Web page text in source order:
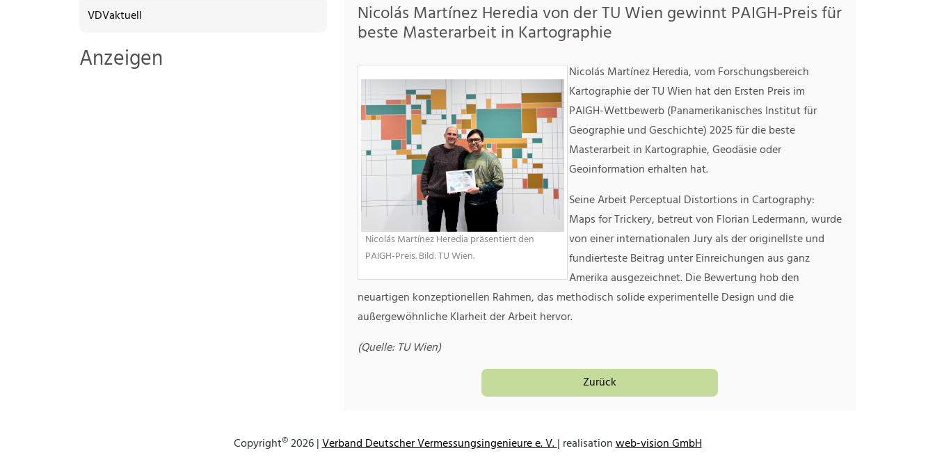
VDVaktuell
Anzeigen
Nicolás Martínez Heredia von der TU Wien gewinnt PAIGH-Preis für
beste Masterarbeit in Kartographie
Nicolás Martínez Heredia präsentiert den
PAIGH-Preis. Bild: TU Wien.
Nicolás Martínez Heredia, vom Forschungsbereich
Kartographie der TU Wien hat den Ersten Preis im
PAIGH-Wettbewerb (Panamerikanisches Institut für
Geographie und Geschichte) 2025 für die beste
Masterarbeit in Kartographie, Geodäsie oder
Geoinformation erhalten hat.
Seine Arbeit Perceptual Distortions in Cartography:
Maps for Trickery, betreut von Florian Ledermann, wurde
von einer internationalen Jury als der originellste und
fundierteste Beitrag unter Einreichungen aus ganz
Amerika ausgezeichnet. Die Bewertung hob den
neuartigen konzeptionellen Rahmen, das methodisch solide experimentelle Design und die
außergewöhnliche Klarheit der Arbeit hervor.
(Quelle: TU Wien)
Zurück
Copyright©2026 |Verband Deutscher Vermessungsingenieure e. V.| realisationweb-vision GmbH